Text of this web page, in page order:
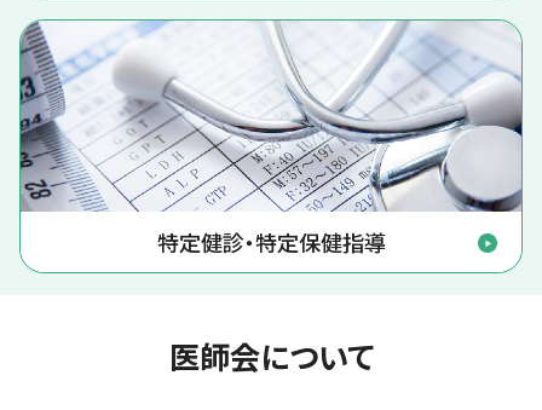
特定健診・特定保健指導
医師会について